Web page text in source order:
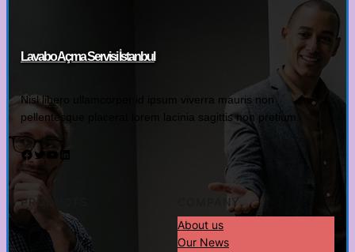
Lavabo Açma Servisi İstanbul
Nisl libero ullamcorper id ipsum viverra mauris non
pellentesque placerat lorem lacinia sagittis non pretium.
Facebook Twitter YouTube LinkedIn
PRODUCTS
COMPANY
About us
Our News